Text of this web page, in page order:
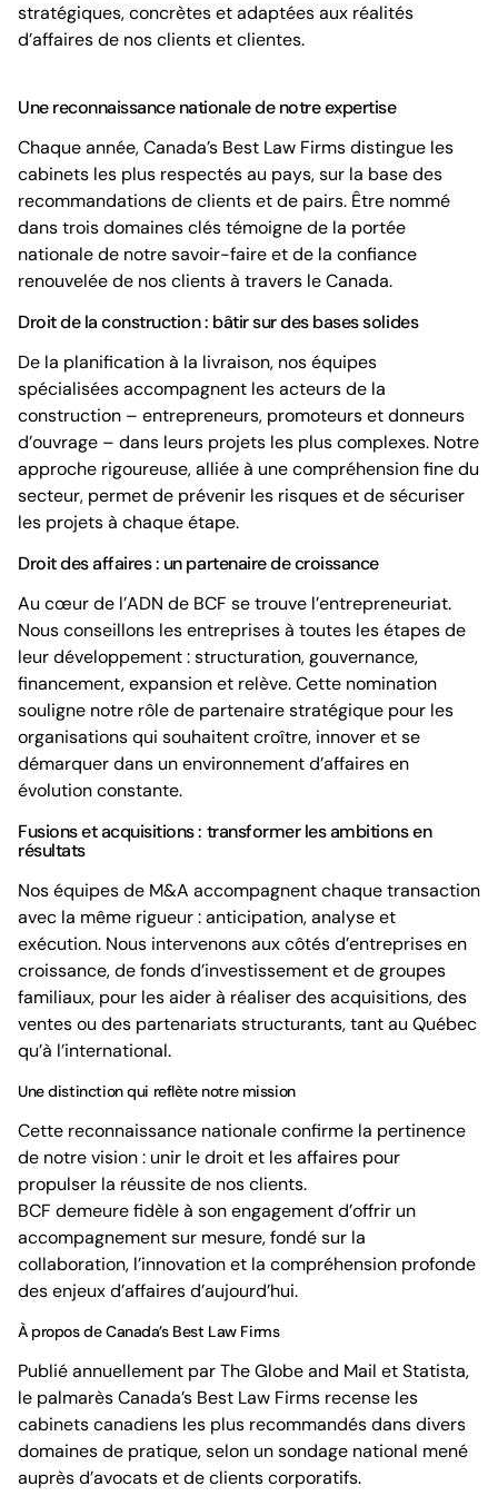
stratégiques, concrètes et adaptées aux réalités
d’affaires de nos clients et clientes.
Une reconnaissance nationale de notre expertise
Chaque année, Canada’s Best Law Firms distingue les
cabinets les plus respectés au pays, sur la base des
recommandations de clients et de pairs. Être nommé
dans trois domaines clés témoigne de la portée
nationale de notre savoir-faire et de la confiance
renouvelée de nos clients à travers le Canada.
Droit de la construction : bâtir sur des bases solides
De la planification à la livraison, nos équipes
spécialisées accompagnent les acteurs de la
construction – entrepreneurs, promoteurs et donneurs
d’ouvrage – dans leurs projets les plus complexes. Notre
approche rigoureuse, alliée à une compréhension fine du
secteur, permet de prévenir les risques et de sécuriser
les projets à chaque étape.
Droit des affaires : un partenaire de croissance
Au cœur de l’ADN de BCF se trouve l’entrepreneuriat.
Nous conseillons les entreprises à toutes les étapes de
leur développement : structuration, gouvernance,
financement, expansion et relève. Cette nomination
souligne notre rôle de partenaire stratégique pour les
organisations qui souhaitent croître, innover et se
démarquer dans un environnement d’affaires en
évolution constante.
Fusions et acquisitions : transformer les ambitions en
résultats
Nos équipes de M&A accompagnent chaque transaction
avec la même rigueur : anticipation, analyse et
exécution. Nous intervenons aux côtés d’entreprises en
croissance, de fonds d’investissement et de groupes
familiaux, pour les aider à réaliser des acquisitions, des
ventes ou des partenariats structurants, tant au Québec
qu’à l’international.
Une distinction qui reflète notre mission
Cette reconnaissance nationale confirme la pertinence
de notre vision : unir le droit et les affaires pour
propulser la réussite de nos clients.
BCF demeure fidèle à son engagement d’offrir un
accompagnement sur mesure, fondé sur la
collaboration, l’innovation et la compréhension profonde
des enjeux d’affaires d’aujourd’hui.
À propos de Canada’s Best Law Firms
Publié annuellement par The Globe and Mail et Statista,
le palmarès Canada’s Best Law Firms recense les
cabinets canadiens les plus recommandés dans divers
domaines de pratique, selon un sondage national mené
auprès d’avocats et de clients corporatifs.